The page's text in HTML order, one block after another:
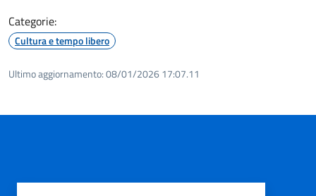
Categorie:
Cultura e tempo libero
Ultimo aggiornamento:08/01/2026 17:07.11